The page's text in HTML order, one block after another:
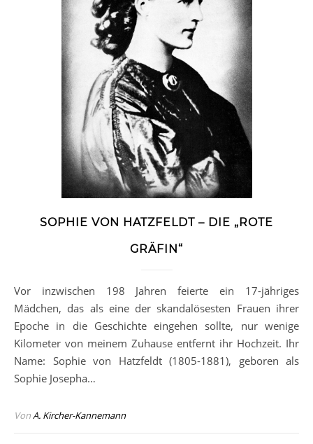
SOPHIE VON HATZFELDT – DIE „ROTE
GRÄFIN“
Vor inzwischen 198 Jahren feierte ein 17-jähriges
Mädchen, das als eine der skandalösesten Frauen ihrer
Epoche in die Geschichte eingehen sollte, nur wenige
Kilometer von meinem Zuhause entfernt ihr Hochzeit. Ihr
Name: Sophie von Hatzfeldt (1805-1881), geboren als
Sophie Josepha…
VonA. Kircher-Kannemann